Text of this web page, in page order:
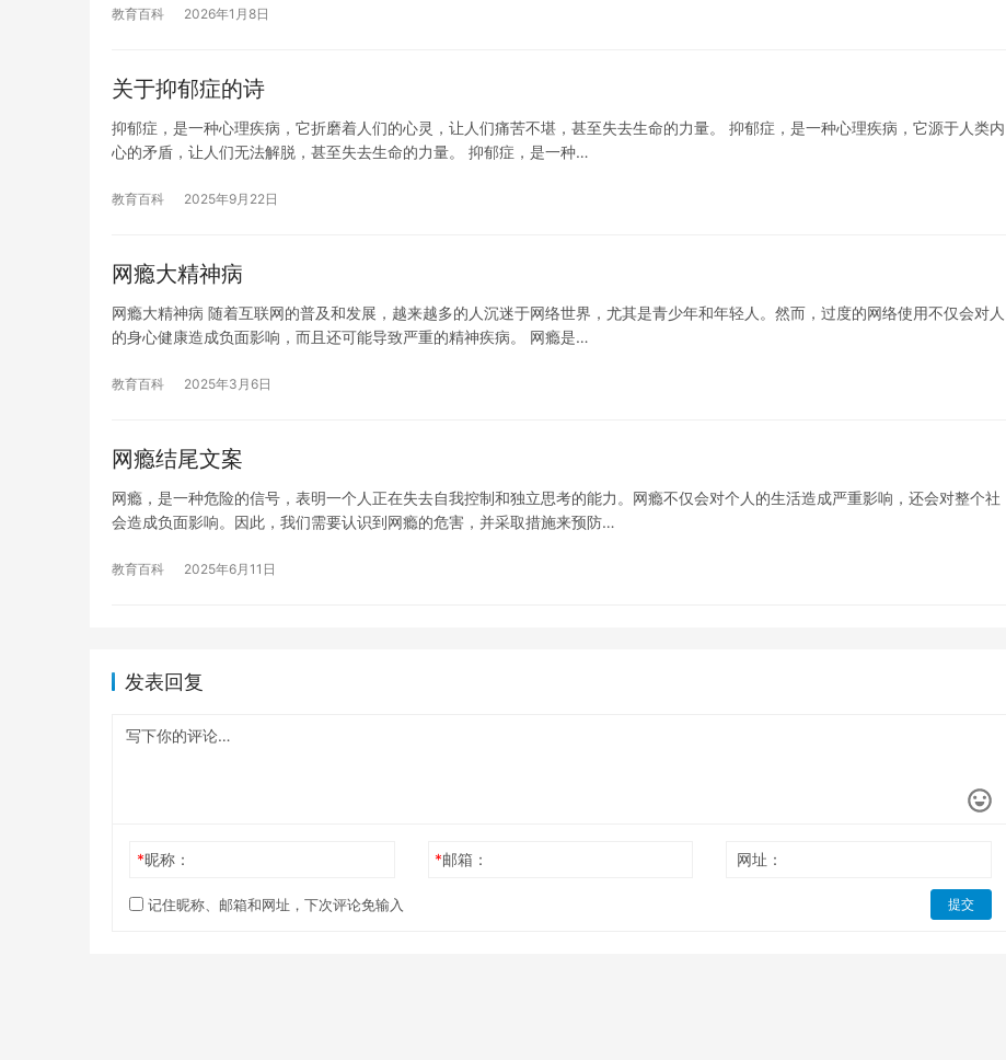
教育百科 2026年1月8日
关于抑郁症的诗
抑郁症，是一种心理疾病，它折磨着人们的心灵，让人们痛苦不堪，甚至失去生命的力量。 抑郁症，是一种心理疾病，它源于人类内
心的矛盾，让人们无法解脱，甚至失去生命的力量。 抑郁症，是一种…
教育百科 2025年9月22日
网瘾大精神病
网瘾大精神病 随着互联网的普及和发展，越来越多的人沉迷于网络世界，尤其是青少年和年轻人。然而，过度的网络使用不仅会对人
的身心健康造成负面影响，而且还可能导致严重的精神疾病。 网瘾是…
教育百科 2025年3月6日
网瘾结尾文案
网瘾，是一种危险的信号，表明一个人正在失去自我控制和独立思考的能力。网瘾不仅会对个人的生活造成严重影响，还会对整个社
会造成负面影响。因此，我们需要认识到网瘾的危害，并采取措施来预防…
教育百科 2025年6月11日
发表回复
*昵称： *邮箱： 网址：
记住昵称、邮箱和网址，下次评论免输入 提交